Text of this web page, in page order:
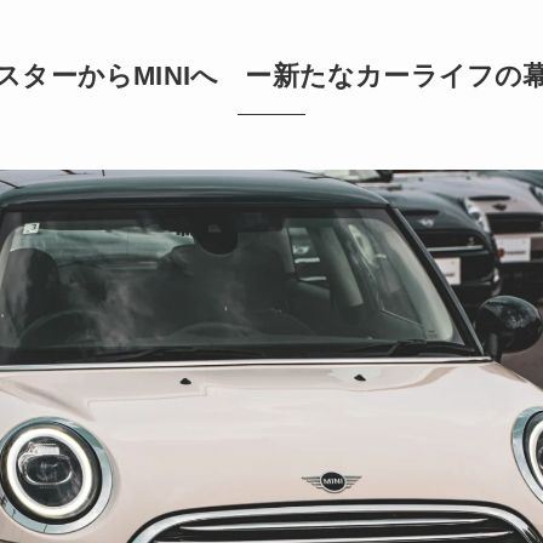
ターからMINIへ ー新たなカーライフの